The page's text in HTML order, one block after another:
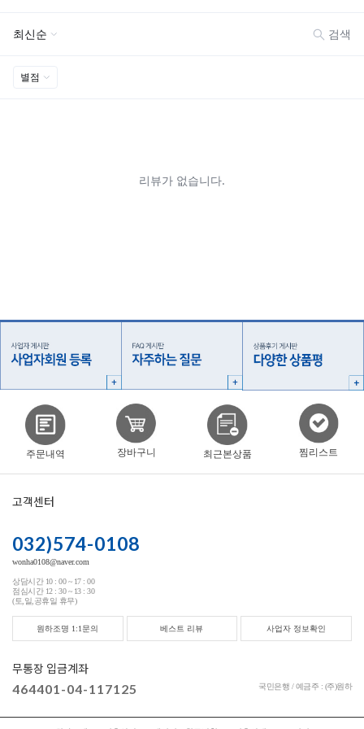
주문내역 장바구니 최근본상품 찜리스트
고객센터
032)574-0108
wonha0108@naver.com
상담시간 10 : 00 ~ 17 : 00
점심시간 12 : 30 ~ 13 : 30
(토,일,공휴일 휴무)
원하조명 1:1문의 베스트 리뷰 사업자 정보확인
무통장 입금계좌
464401-04-117125 국민은행 / 예금주 : (주)원하